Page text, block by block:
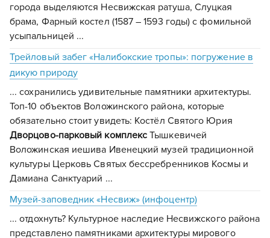
города выделяются Несвижская ратуша, Слуцкая
брама, Фарный костел (1587 – 1593 годы) с фомильной
усыпальницей ...
Трейловый забег «Налибокские тропы»: погружение в
дикую природу
... сохранились удивительные памятники архитектуры.
Топ-10 объектов Воложинского района, которые
обязательно стоит увидеть: Костёл Святого Юрия
Дворцово-парковый комплекс Тышкевичей
Воложинская иешива Ивенецкий музей традиционной
культуры Церковь Святых бессребренников Космы и
Дамиана Санктуарий ...
Музей-заповедник «Несвиж» (инфоцентр)
... отдохнуть? Культурное наследие Несвижского района
представлено памятниками архитектуры мирового